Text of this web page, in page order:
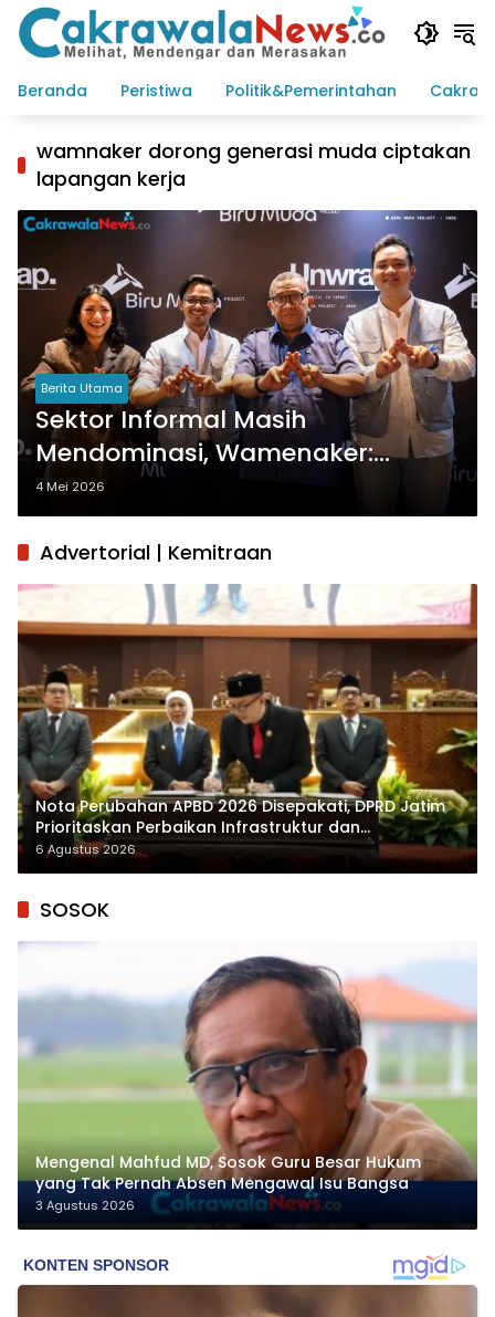
Langsung
konten
Beranda
Peristiwa Politik&Pemerintahan
wamnaker dorong generasi muda ciptakan
lapangan kerja
Berita Utama
Sektor Informal Masih
Mendominasi, Wamenaker:
Pemuda Perlu Ciptakan
Lapangan Kerja Baru
4 Mei 2026
Advertorial | Kemitraan
Nota Perubahan APBD 2026 Disepakati, DPRD Jatim
Prioritaskan Perbaikan Infrastruktur dan
Penyelesaian TPG
6 Agustus 2026
SOSOK
Mengenal Mahfud MD, Sosok Guru Besar Hukum
yang Tak Pernah Absen Mengawal Isu Bangsa
3 Agustus 2026